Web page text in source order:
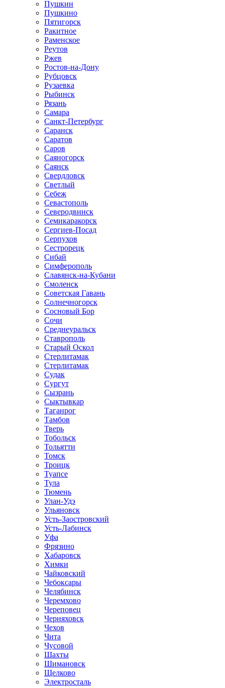
Пушкин
Пушкино
Пятигорск
Ракитное
Раменское
Реутов
Ржев
Ростов-на-Дону
Рубцовск
Рузаевка
Рыбинск
Рязань
Самара
Санкт-Петербург
Саранск
Саратов
Саров
Саяногорск
Саянск
Свердловск
Светлый
Себеж
Севастополь
Северодвинск
Семикаракорск
Сергиев-Посад
Серпухов
Сестрорецк
Сибай
Симферополь
Славянск-на-Кубани
Смоленск
Советская Гавань
Солнечногорск
Сосновый Бор
Сочи
Среднеуральск
Ставрополь
Старый Оскол
Стерлитамак
Стерлитамак
Судак
Сургут
Сызрань
Сыктывкар
Таганрог
Тамбов
Тверь
Тобольск
Тольятти
Томск
Троицк
Туапсе
Тула
Тюмень
Улан-Удэ
Ульяновск
Усть-Заостровский
Усть-Лабинск
Уфа
Фрязино
Хабаровск
Химки
Чайковский
Чебоксары
Челябинск
Черемхово
Череповец
Черняховск
Чехов
Чита
Чусовой
Шахты
Шимановск
Щелково
Электросталь